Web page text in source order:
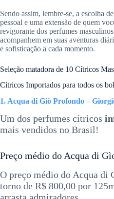
Sendo assim, lembre-se, a escolha
pessoal e uma extensão de quem
revigorante dos perfumes
acompanhem em suas aventuras
e sofisticação a cada momento.
Seleção matadora de 10 Cítricos
Cítricos Importados para todos os
1. Acqua di Giò Profondo –
Um dos perfumes cítricos
mais vendidos no Brasil!
Preço médio do Acqua di
O preço médio do Acqua di
torno de R$ 800,00 por